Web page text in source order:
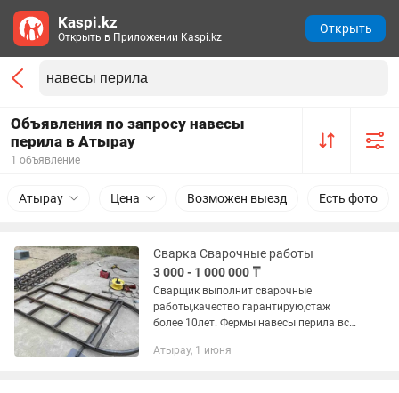
Объявления по запросу навесы
перила в Атырау
1 объявление
Атырау Цена Возможен выезд Есть фото
Сварка Сварочные работы
3 000 - 1 000 000 ₸
Сварщик выполнит сварочные
работы,качество гарантирую,стаж
более 10лет. Фермы навесы перила все
Атырау, 1 июня
Kaspi.kz
Открыть в Приложении Kaspi.kz
Открыть